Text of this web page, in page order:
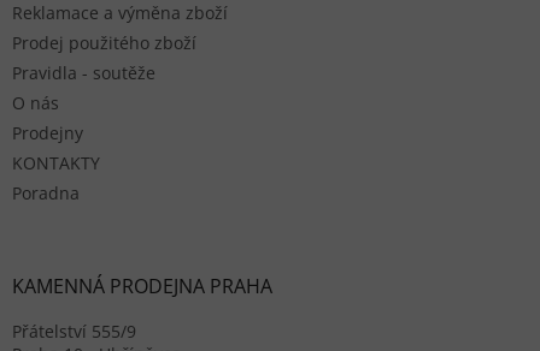
Reklamace a výměna zboží
Prodej použitého zboží
Pravidla - soutěže
O nás
Prodejny
KONTAKTY
Poradna
KAMENNÁ PRODEJNA PRAHA
Přátelství 555/9